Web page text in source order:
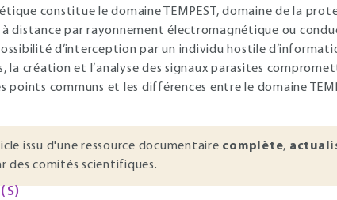
constitue le domaine TEMPEST, domaine de la
à distance par rayonnement électromagnétique ou
d’interception par un individu hostile
la création et l’analyse des signaux parasites
points communs et les différences entre le domaine
issu d'une ressource documentaire complète,
des comités scientifiques.